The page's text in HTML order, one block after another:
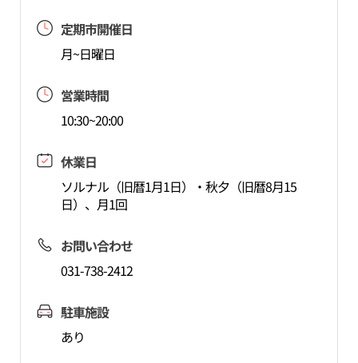
定期市開催日
月~日曜日
営業時間
10:30~20:00
休業日
ソルナル（旧暦1月1日）・秋夕（旧暦8月15
日）、月1回
お問い合わせ
031-738-2412
駐車施設
あり